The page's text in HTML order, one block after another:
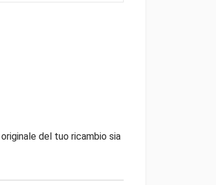
del tuo ricambio sia